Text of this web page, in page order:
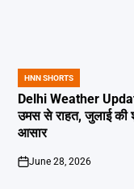
POSTED
IN
HNN SHORTS
Delhi Weather
उमस से राहत, जुलाई
आसार
on
June 28, 2026